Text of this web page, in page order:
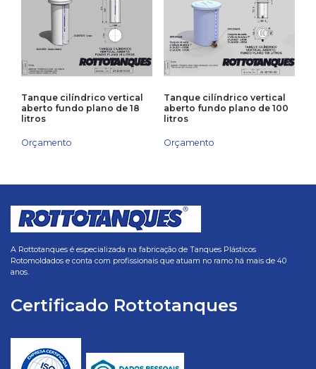
Tanque cilíndrico vertical
aberto fundo plano de 18
litros
Orçamento
Tanque cilíndrico vertical
aberto fundo plano de 100
litros
Orçamento
A Rottotanques é especializada na fabricação de Tanques Plásticos
Rotomoldados e conta com profissionais que atuam no ramo há mais de 40
anos.
Certificado Rottotanques